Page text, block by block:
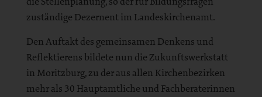
zuständige Dezernent im Landeskirchenamt.
Den Auftakt des gemeinsamen Denkens und
Reflektierens bildete nun die Zukunftswerkstatt
in Moritzburg, zu der aus allen Kirchenbezirken
mehr als 30 Hauptamtliche und Fachberaterinnen